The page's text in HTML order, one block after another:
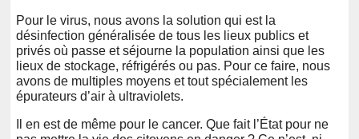
Pour le virus, nous avons la solution qui est la
désinfection généralisée de tous les lieux publics et
privés où passe et séjourne la population ainsi que les
lieux de stockage, réfrigérés ou pas. Pour ce faire, nous
avons de multiples moyens et tout spécialement les
épurateurs d’air à ultraviolets.
Il en est de même pour le cancer. Que fait l’État pour ne